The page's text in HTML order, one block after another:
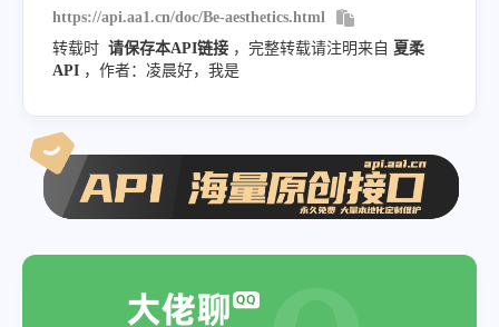
https://api.aa1.cn/doc/Be-aesthetics.html
转载时 请保存本API链接 ，完整转载请注明来自 夏柔
API ，作者：凌晨好，我是